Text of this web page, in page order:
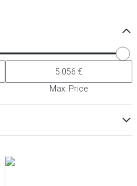
Max. Price